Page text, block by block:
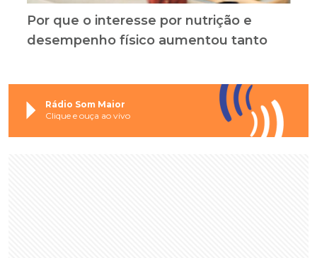
Por que o interesse por nutrição e
desempenho físico aumentou tanto
Rádio Som Maior
Clique e ouça ao vivo